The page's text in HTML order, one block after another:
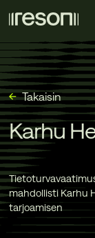
sisältöön
Takaisin
Karhu
mahdollisti Karhu
tarjoamisen